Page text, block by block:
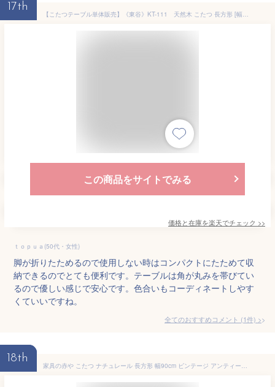
17th
【こたつテーブル単体販売】《東谷》KT-111 天然木 こたつ 長方形 [幅90×奥行50×高さ36cm] 薄型 石英管ヒーター テーブル 北欧 モダン 1年中使える オールシーズン対応 AZUMAYA KOTATSU kt-111
この商品をサイトでみる
価格と在庫を楽天でチェック >>
ｔｏｐｕａ(50代・女性)
脚が折りたためるので使用しない時はコンパクトにたためて収
納できるのでとても便利です。テーブルは角が丸みを帯びてい
るので優しい感じで安心です。色合いもコーディネートしやす
くていいですね。
全てのおすすめコメント (1件) >
18th
家具の赤や こたつ ナチュレール 長方形 幅90cm ビンテージ アンティーク 家具調こたつ 薄型 (アンティークブラウン)